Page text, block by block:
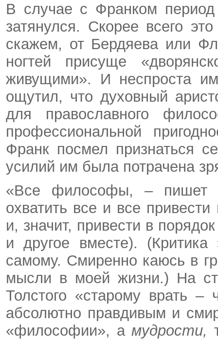
В случае с Франком период
затянулся. Скорее всего
скажем, от Бердяева или
ногтей присуще
живущими». И неспроста
ощутил, что духовный
для православного
профессиональной
Франк посмел признаться
усилий им была потрачена
«Все философы, –
охватить все и все
и, значит, привести в
и другое вместе).
самому. Смиренно каюсь в
мысли в моей жизни.) На
Толстого «старому врать –
абсолютно правдивым и
«философии», амудрости,